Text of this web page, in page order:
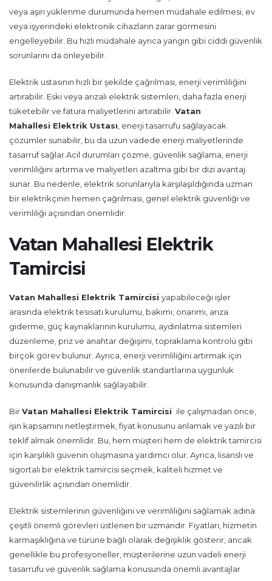
veya aşırı yüklenme durumunda hemen müdahale edilmesi, ev
veya işyerindeki elektronik cihazların zarar görmesini
engelleyebilir. Bu hızlı müdahale ayrıca yangın gibi ciddi güvenlik
sorunlarını da önleyebilir.
Elektrik ustasının hızlı bir şekilde çağrılması, enerji verimliliğini
artırabilir. Eski veya arızalı elektrik sistemleri, daha fazla enerji
tüketebilir ve fatura maliyetlerini artırabilir. Vatan
Mahallesi Elektrik Ustası , enerji tasarrufu sağlayacak
çözümler sunabilir, bu da uzun vadede enerji maliyetlerinde
tasarruf sağlar.Acil durumları çözme, güvenlik sağlama, enerji
verimliliğini artırma ve maliyetleri azaltma gibi bir dizi avantaj
sunar. Bu nedenle, elektrik sorunlarıyla karşılaşıldığında uzman
bir elektrikçinin hemen çağrılması, genel elektrik güvenliği ve
verimliliği açısından önemlidir.
Vatan Mahallesi Elektrik
Tamircisi
Vatan Mahallesi Elektrik Tamircisi yapabileceği işler
arasında elektrik tesisatı kurulumu, bakımı, onarımı, arıza
giderme, güç kaynaklarının kurulumu, aydınlatma sistemleri
düzenleme, priz ve anahtar değişimi, topraklama kontrolü gibi
birçok görev bulunur. Ayrıca, enerji verimliliğini artırmak için
önerilerde bulunabilir ve güvenlik standartlarına uygunluk
konusunda danışmanlık sağlayabilir.
BirVatan Mahallesi Elektrik Tamircisi ile çalışmadan önce,
işin kapsamını netleştirmek, fiyat konusunu anlamak ve yazılı bir
teklif almak önemlidir. Bu, hem müşteri hem de elektrik tamircisi
için karşılıklı güvenin oluşmasına yardımcı olur. Ayrıca, lisanslı ve
sigortalı bir elektrik tamircisi seçmek, kaliteli hizmet ve
güvenilirlik açısından önemlidir.
Elektrik sistemlerinin güvenliğini ve verimliliğini sağlamak adına
çeşitli önemli görevleri üstlenen bir uzmandır. Fiyatları, hizmetin
karmaşıklığına ve türüne bağlı olarak değişiklik gösterir, ancak
genellikle bu profesyoneller, müşterilerine uzun vadeli enerji
tasarrufu ve güvenlik sağlama konusunda önemli avantajlar